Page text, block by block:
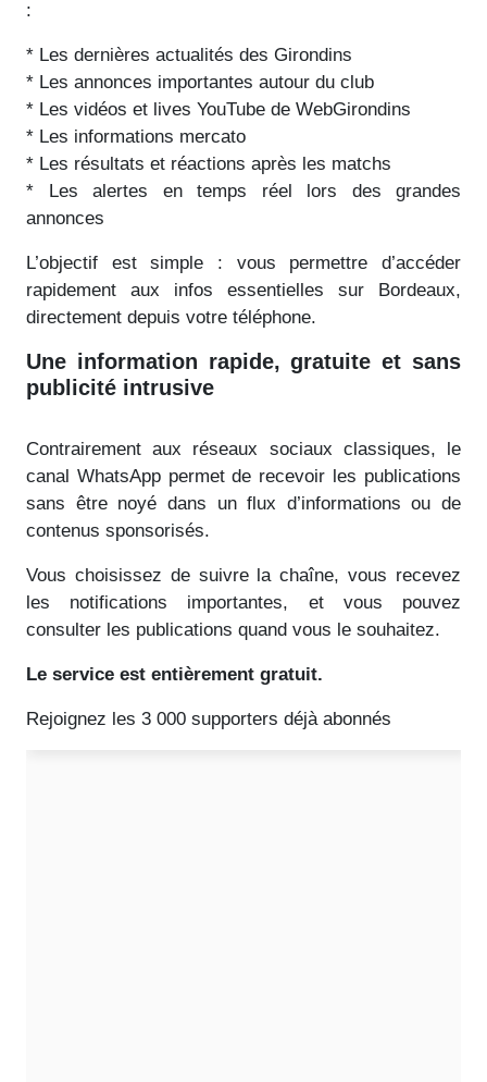
:
* Les dernières actualités des Girondins
* Les annonces importantes autour du club
* Les vidéos et lives YouTube de WebGirondins
* Les informations mercato
* Les résultats et réactions après les matchs
* Les alertes en temps réel lors des grandes
annonces
L’objectif est simple : vous permettre d’accéder
rapidement aux infos essentielles sur Bordeaux,
directement depuis votre téléphone.
Une information rapide, gratuite et sans
publicité intrusive
Contrairement aux réseaux sociaux classiques, le
canal WhatsApp permet de recevoir les publications
sans être noyé dans un flux d’informations ou de
contenus sponsorisés.
Vous choisissez de suivre la chaîne, vous recevez
les notifications importantes, et vous pouvez
consulter les publications quand vous le souhaitez.
Le service est entièrement gratuit.
Rejoignez les 3 000 supporters déjà abonnés